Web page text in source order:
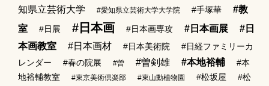
知県立芸術大学
#愛知県立芸術大学大学院 #手塚華
#教
室
#日展 #日本画 #日本画専攻 #日本画展
#日
本画教室
#日本画材 #日本美術院
#日経ファミリーカ
レンダー
#春の院展 #曽 #曽剣雄 #本地裕輔
#本
地裕輔教室
#東京美術倶楽部 #東山動植物園 #松坂屋
#松